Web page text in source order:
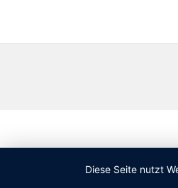
Diese Seite nutzt